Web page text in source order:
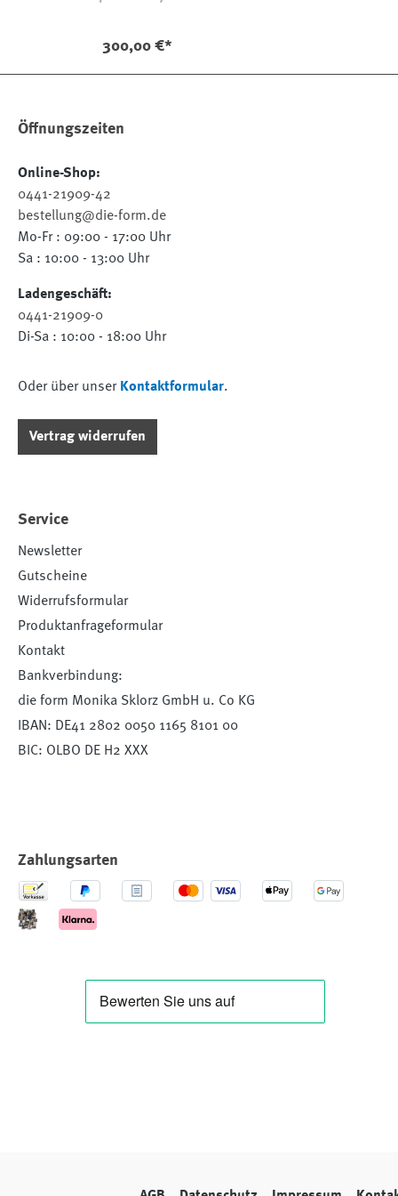
300,00 €*
Öffnungszeiten
Online-Shop:
0441-21909-42
bestellung@die-form.de
Mo-Fr : 09:00 - 17:00 Uhr
Sa : 10:00 - 13:00 Uhr
Ladengeschäft:
0441-21909-0
Di-Sa : 10:00 - 18:00 Uhr
Oder über unser Kontaktformular.
Vertrag widerrufen
Service
Newsletter
Gutscheine
Widerrufsformular
Produktanfrageformular
Kontakt
Bankverbindung:
die form Monika Sklorz GmbH u. Co KG
IBAN: DE41 2802 0050 1165 8101 00
BIC: OLBO DE H2 XXX
Zahlungsarten